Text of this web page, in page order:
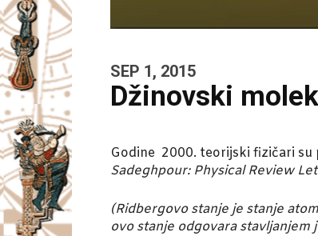
SEP 1, 2015
Džinovski
Godine 2000. teorijski fizičari
Sadeghpour: Physical Review
(Ridbergovo stanje je stanje
ovo stanje odgovara stavljanjem